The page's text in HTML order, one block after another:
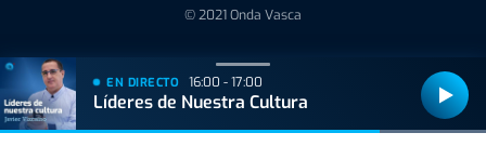
© 2021 Onda Vasca
EN DIRECTO 16:00 - 17:00
Líderes de Nuestra Cultura